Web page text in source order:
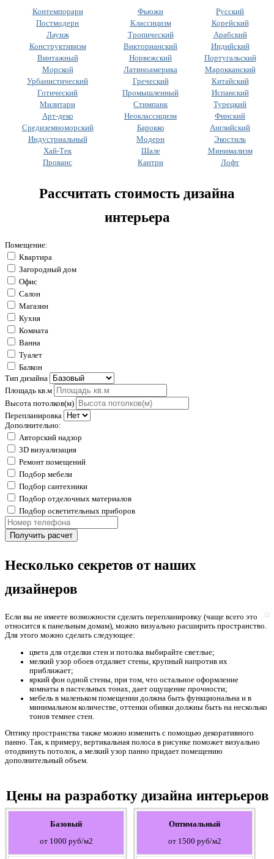
Контемпорари Фьюжн
Русский
Постмодерн
Классицизм
Корейский
Лаунж
Тропический
Арабский
Конструктивизм
Викторианский
Индийский
Винтажный
Норвежский
Португальский
Морской
Латиноамерика
Марокканский
Урбанистический
Греческий
Китайский
Готический
Промышленный
Испанский
Милитари
Стимпанк
Турецкий
Арт-деко
Неоклассицизм
Финский
Средиземноморский
Барокко
Английский
Индустриальный
Модерн
Экостиль
Хай-Тек
Шале
Минимализм
Прованс
Кантри Лофт
Рассчитать стоимость дизайна
интерьера
Помещение:
Квартира
Загородный дом
Офис
Салон
Магазин
Кухня
Комната
Ванна
Туалет
Балкон
Тип дизайна
Площадь кв.м
Высота потолков(м)
Перепланировка
Дополнительно:
Авторский надзор
3D визуализация
Ремонт помещений
Подбор мебели
Подбор сантехники
Подбор отделочных материалов
Подбор осветительных приборов
Получить расчет
Несколько секретов от наших
дизайнеров
Если вы не имеете возможности сделать перепланировку (чаще всего это
относится к панельным домам), можно визуально расширить пространство.
Для этого можно сделать следующее:
цвета для отделки стен и потолка выбирайте светлые;
мелкий узор обоев отдаляет стены, крупный напротив их
приближает;
яркий фон одной стены, при том, что остальное оформление
комнаты в пастельных тонах, дает ощущение прочности;
мебель в маленьком помещении должна быть функциональна и в
минимальном количестве, оттенки обивки должны быть на несколько
тонов темнее стен.
Оптику пространства также можно изменить с помощью декоративного
панно. Так, к примеру, вертикальная полоса в рисунке поможет визуально
отодвинуть потолок, а мелкий узор панно придает помещению
дополнительный объем.
Цены на разработку дизайна интерьеров
Базовый
от 1000 руб/м2
Оптимальный
от 1500 руб/м2